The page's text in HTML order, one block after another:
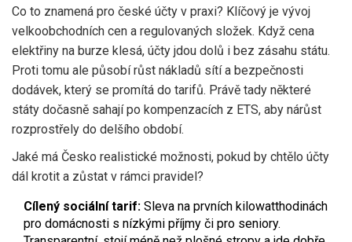
Co to znamená pro české účty v praxi? Klíčový je vývoj
velkoobchodních cen a regulovaných složek. Když cena
elektřiny na burze klesá, účty jdou dolů i bez zásahu státu.
Proti tomu ale působí růst nákladů sítí a bezpečnosti
dodávek, který se promítá do tarifů. Právě tady některé
státy dočasně sahají po kompenzacích z ETS, aby nárůst
rozprostřely do delšího období.
Jaké má Česko realistické možnosti, pokud by chtělo účty
dál krotit a zůstat v rámci pravidel?
Cílený sociální tarif: Sleva na prvních kilowatthodinách
pro domácnosti s nízkými příjmy či pro seniory.